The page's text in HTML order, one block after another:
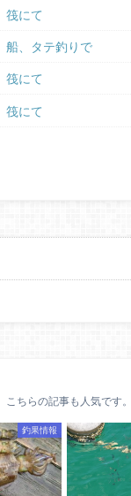
筏にて
船、タテ釣りで
筏にて
筏にて
こちらの記事も人気です。
釣果情報